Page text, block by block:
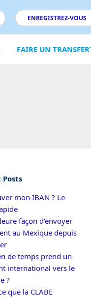
ENREGISTREZ-VOUS
FAIRE UN
Posts
mon IBAN ? Le
façon d'envoyer
au Mexique depuis
de temps prend un
international vers le
?
que la CLABE